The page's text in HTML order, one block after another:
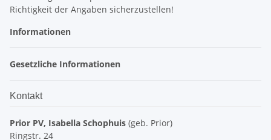
Richtigkeit der Angaben sicherzustellen!
Informationen
Gesetzliche Informationen
Kontakt
Prior PV, Isabella Schophuis (geb. Prior)
Ringstr. 24